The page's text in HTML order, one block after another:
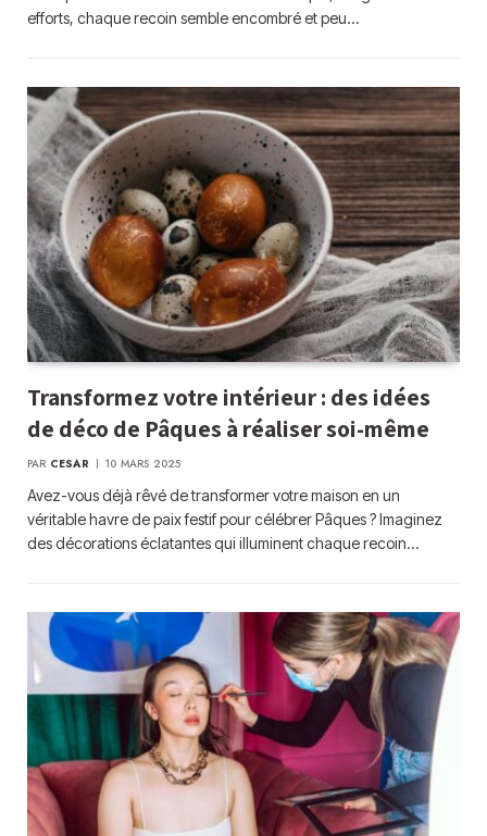
efforts, chaque recoin semble encombré et peu…
Transformez votre intérieur : des idées
de déco de Pâques à réaliser soi-même
PAR CESAR 10 MARS 2025
Avez-vous déjà rêvé de transformer votre maison en un
véritable havre de paix festif pour célébrer Pâques ? Imaginez
des décorations éclatantes qui illuminent chaque recoin…